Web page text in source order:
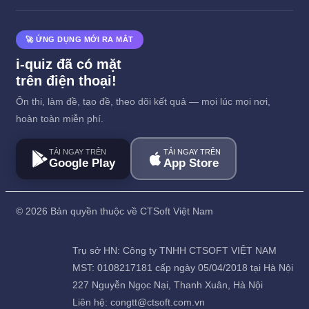
🚀 ỨNG DỤNG MỚI RA MẮT
i-quiz đã có mặt
trên điện thoại!
Ôn thi, làm đề, tạo đề, theo dõi kết quả — mọi lúc mọi nơi,
hoàn toàn miễn phí.
TẢI NGAY TRÊN
Google Play
TẢI NGAY TRÊN
App Store
© 2026 Bản quyền thuộc về CTSoft Việt Nam
Trụ sở HN: Công ty TNHH CTSOFT VIỆT NAM
MST: 0108217181 cấp ngày 05/04/2018 tại Hà Nội
227 Nguyễn Ngọc Nại, Thanh Xuân, Hà Nội
Liên hệ: congtt@ctsoft.com.vn